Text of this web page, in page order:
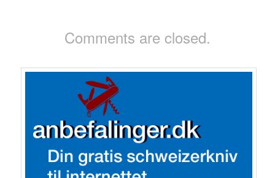
Comments are closed.